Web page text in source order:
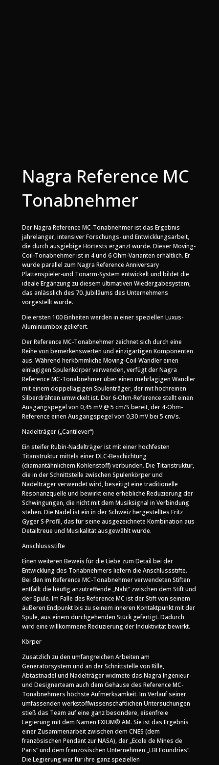
Nagra Reference MC
Tonabnehmer
Der Nagra Reference MC-Tonabnehmer ist das Ergebnis
jahrelanger, intensiver Forschungs- und Entwicklungsarbeit,
die durch ausgiebige Hörtests ergänzt wurde. Dieser Moving-
Coil-Tonabnehmer ist in 4 und 6 Ohm-Varianten erhältlich. Er
wurde parallel zum Nagra Reference Anniversary
Plattenspieler-und Tonarm-System entwickelt und bildet die
ideale Ergänzung zu diesem ultimativen Wiedergabesystem,
das anlässlich des 70. Jubiläums des Unternehmens
vorgestellt wurde.
Die ersten 100 Einheiten werden in einer speziellen Luxus-
Aluminiumbox geliefert.
Der Reference MC-Tonabnehmer zeichnet sich durch eine
Reihe von bemerkenswerten und einzigartigen Komponenten
aus. Während herkömmliche Moving-Coil-Wandler einen
einlagigen Spulenkörper verwenden, verfügt der Nagra
Reference MC-Tonabnehmer über einen mehrlagigen Wandler
mit einem doppellagigen Spulenträger, der mit hochreinen
Silberdrähten umwickelt ist. Der 6-Ohm-Reference stellt einen
Ausgangspegel von 0,45 mV @ 5 cm/S bereit, der 4-Ohm-
Reference einen Ausgangspegel von 0,30 mV bei 5 cm/s.
Nadelträger („Cantilever“)
Ein steifer Rubin-Nadelträger ist mit einer hochfesten
Titanstruktur mittels einer DLC-Beschichtung
(diamantähnlichem Kohlenstoff) verbunden. Die Titanstruktur,
die in der Schnittstelle zwischen Spulenkörper und
Nadelträger verwendet wird, beseitigt eine traditionelle
Resonanzquelle und bewirkt eine erhebliche Reduzierung der
Schwingungen, die nicht mit dem Musiksignal in Verbindung
stehen. Die Nadel ist ein in der Schweiz hergestelltes Fritz
Gyger S-Profil, das für seine ausgezeichnete Kombination aus
Detailtreue und Musikalität ausgewählt wurde.
Anschlussstifte
Einen weiteren Beweis für die Liebe zum Detail bei der
Entwicklung des Tonabnehmers liefern die Anschlussstifte.
Bei den im Reference MC-Tonabnehmer verwendeten Stiften
entfällt die häufig anzutreffende „Naht“ zwischen dem Stift und
der Spule. Im Falle des Reference MC ist der Stift von seinem
äußeren Endpunkt bis zu seinem inneren Kontaktpunkt mit der
Spule, aus einem durchgehenden Stück gefertigt. Dadurch
wird eine willkommene Reduzierung der Induktivität bewirkt.
Körper
Zusätzlich zu den umfangreichen Arbeiten am
Generatorsystem und an der Schnittstelle von Rille,
Abtastnadel und Nadelträger widmete das Nagra Ingenieur-
und Designerteam auch dem Gehäuse des Reference MC-
Tonabnehmers höchste Aufmerksamkeit. Im Verlauf seiner
umfassenden werkstoffwissenschaftlichen Untersuchungen
stieß das Team auf eine ganz besondere, eisenfreie
Legierung mit dem Namen EXIUM® AM. Sie ist das Ergebnis
einer Zusammenarbeit zwischen dem CNES (dem
französischen Pendant zur NASA), der „Ecole de Mines de
Paris“ und dem französischen Unternehmen „LBI Foundries“.
Die Legierung war für ihre ganz speziellen